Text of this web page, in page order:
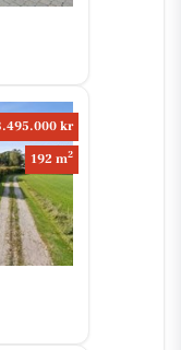
kr
192 m2